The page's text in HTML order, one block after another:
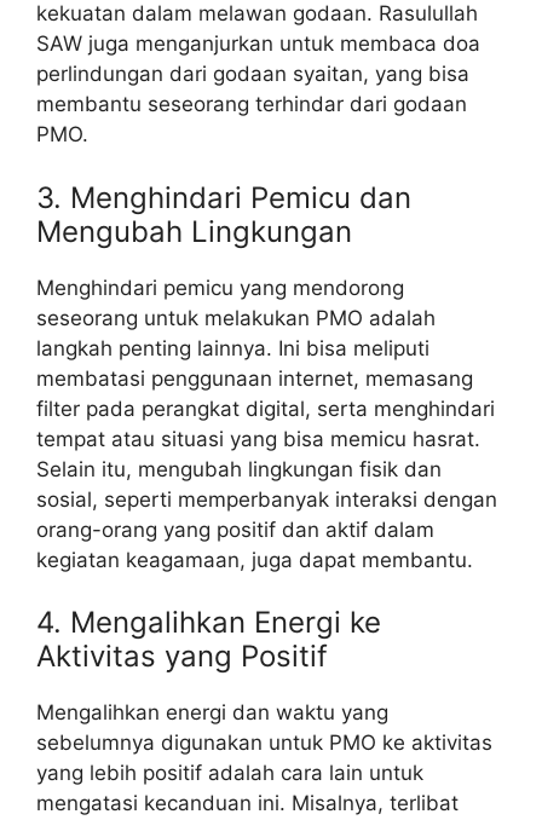
kekuatan dalam melawan godaan. Rasulullah
SAW juga menganjurkan untuk membaca doa
perlindungan dari godaan syaitan, yang bisa
membantu seseorang terhindar dari godaan
PMO.
3. Menghindari Pemicu dan
Mengubah Lingkungan
Menghindari pemicu yang mendorong
seseorang untuk melakukan PMO adalah
langkah penting lainnya. Ini bisa meliputi
membatasi penggunaan internet, memasang
filter pada perangkat digital, serta menghindari
tempat atau situasi yang bisa memicu hasrat.
Selain itu, mengubah lingkungan fisik dan
sosial, seperti memperbanyak interaksi dengan
orang-orang yang positif dan aktif dalam
kegiatan keagamaan, juga dapat membantu.
4. Mengalihkan Energi ke
Aktivitas yang Positif
Mengalihkan energi dan waktu yang
sebelumnya digunakan untuk PMO ke aktivitas
yang lebih positif adalah cara lain untuk
mengatasi kecanduan ini. Misalnya, terlibat